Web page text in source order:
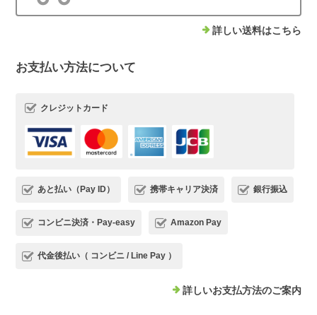
詳しい送料はこちら
お支払い方法について
クレジットカード
あと払い（Pay ID） 携帯キャリア決済 銀行振込
コンビニ決済・Pay-easy Amazon Pay
代金後払い（ コンビニ / Line Pay ）
詳しいお支払方法のご案内